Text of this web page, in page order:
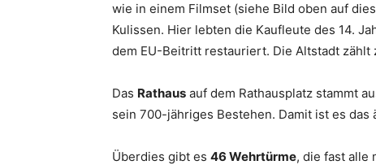
wie in einem Filmset (siehe Bild oben auf
Kulissen. Hier lebten die Kaufleute des 14.
dem EU-Beitritt restauriert. Die Altstadt zählt
Das Rathaus auf dem Rathausplatz stammt
sein 700-jähriges Bestehen. Damit ist es das
Überdies gibt es 46 Wehrtürme, die fast alle